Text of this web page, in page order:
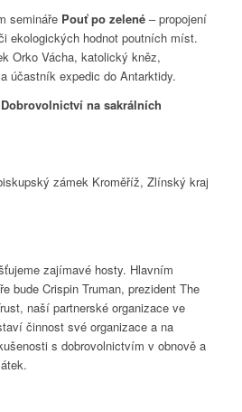
semináře Pouť po zelené– propojení
ekologických hodnot poutních míst.
Orko Vácha, katolický kněz,
účastník expedic do Antarktidy.
Dobrovolnictví na sakrálních
zámek Kroměříž, Zlínský kraj
zajímavé hosty. Hlavním
bude Crispin Truman, prezident The
naší partnerské organizace ve
činnost své organizace a na
s dobrovolnictvím v obnově a